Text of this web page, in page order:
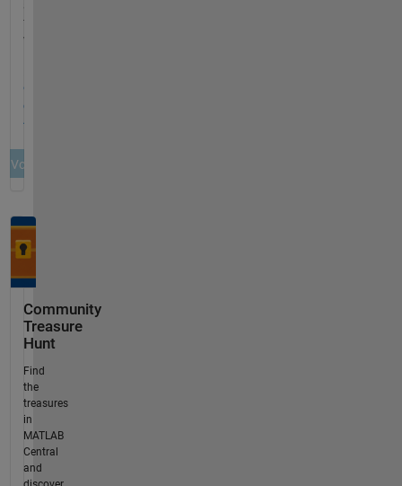
Community
Treasure
Hunt
Find
the
treasures
in
MATLAB
Central
and